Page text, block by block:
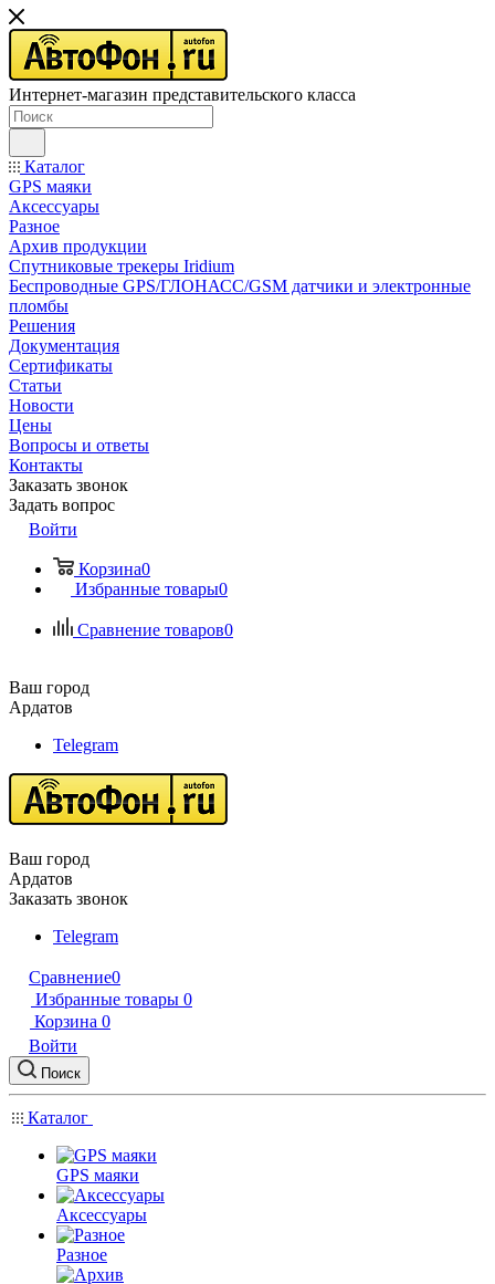
Интернет-магазин представительского класса
Каталог
GPS маяки
Аксессуары
Разное
Архив продукции
Спутниковые трекеры Iridium
Беспроводные GPS/ГЛОНАСС/GSM датчики и электронные
пломбы
Решения
Документация
Сертификаты
Статьи
Новости
Цены
Вопросы и ответы
Контакты
Заказать звонок
Задать вопрос
Войти
Корзина0
Избранные товары0
Сравнение товаров0
Ваш город
Ардатов
Telegram
Ваш город
Ардатов
Заказать звонок
Telegram
Сравнение0
Избранные товары 0
Корзина 0
Войти
Поиск
Каталог
GPS маяки
Аксессуары
Разное